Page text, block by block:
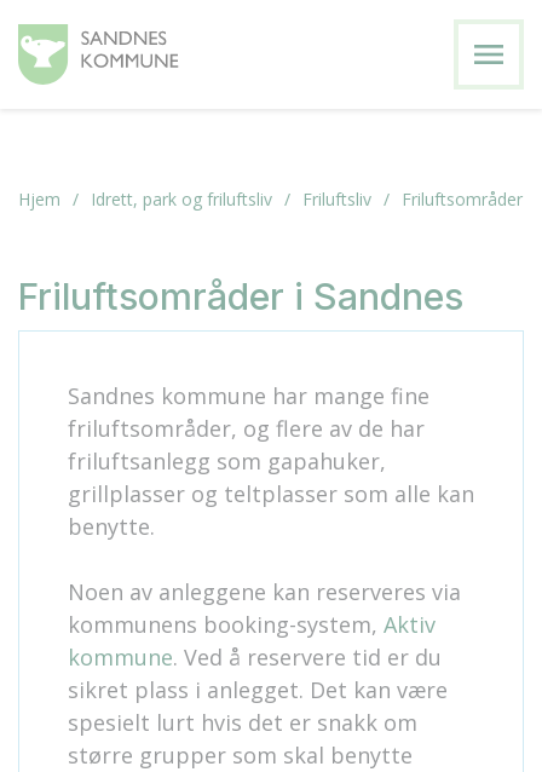
menu
Hjem Idrett, park og friluftsliv Friluftsliv Friluftsområder
Friluftsområder i Sandnes
Sandnes kommune har mange fine
friluftsområder, og flere av de har
friluftsanlegg som gapahuker,
grillplasser og teltplasser som alle kan
benytte.
Noen av anleggene kan reserveres via
kommunens booking-system, Aktiv
kommune. Ved å reservere tid er du
sikret plass i anlegget. Det kan være
spesielt lurt hvis det er snakk om
større grupper som skal benytte